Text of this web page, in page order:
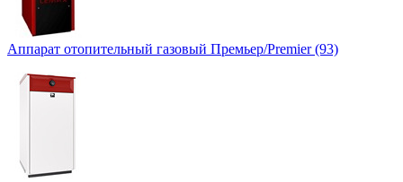
Аппарат отопительный газовый Премьер/Premier (93)